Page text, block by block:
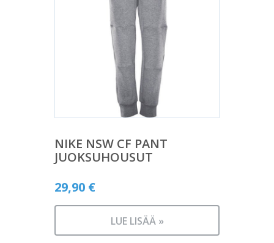
NIKE NSW CF PANT
JUOKSUHOUSUT
29,90 €
LUE LISÄÄ »